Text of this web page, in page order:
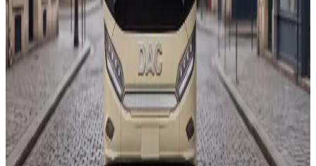
0 pasageri97 pasageri
451 km
0kW 370 kW